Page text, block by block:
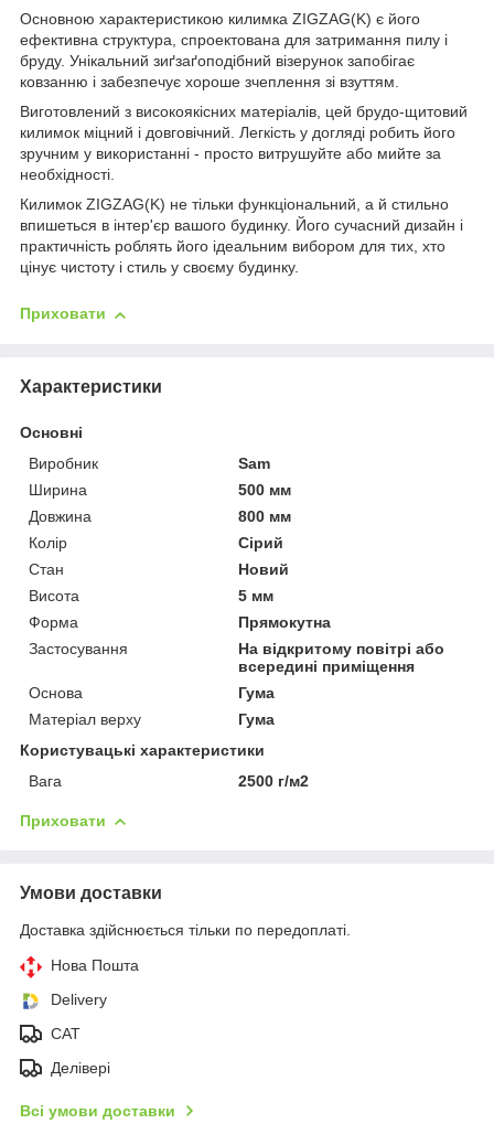
Основною характеристикою килимка ZIGZAG(K) є його
ефективна структура, спроектована для затримання пилу і
бруду. Унікальний зиґзаґоподібний візерунок запобігає
ковзанню і забезпечує хороше зчеплення зі взуттям.
Виготовлений з високоякісних матеріалів, цей брудо-щитовий
килимок міцний і довговічний. Легкість у догляді робить його
зручним у використанні - просто витрушуйте або мийте за
необхідності.
Килимок ZIGZAG(K) не тільки функціональний, а й стильно
впишеться в інтер'єр вашого будинку. Його сучасний дизайн і
практичність роблять його ідеальним вибором для тих, хто
цінує чистоту і стиль у своєму будинку.
Приховати
Характеристики
Основні
Виробник
Sam
Ширина
500 мм
Довжина
800 мм
Колір
Сірий
Стан
Новий
Висота
5 мм
Форма
Прямокутна
Застосування
На відкритому повітрі або
всередині приміщення
Основа
Гума
Матеріал верху
Гума
Користувацькі характеристики
Вага
2500 г/м2
Приховати
Умови доставки
Доставка здійснюється тільки по передоплаті.
Нова Пошта
Delivery
CAT
Делівері
Всі умови доставки